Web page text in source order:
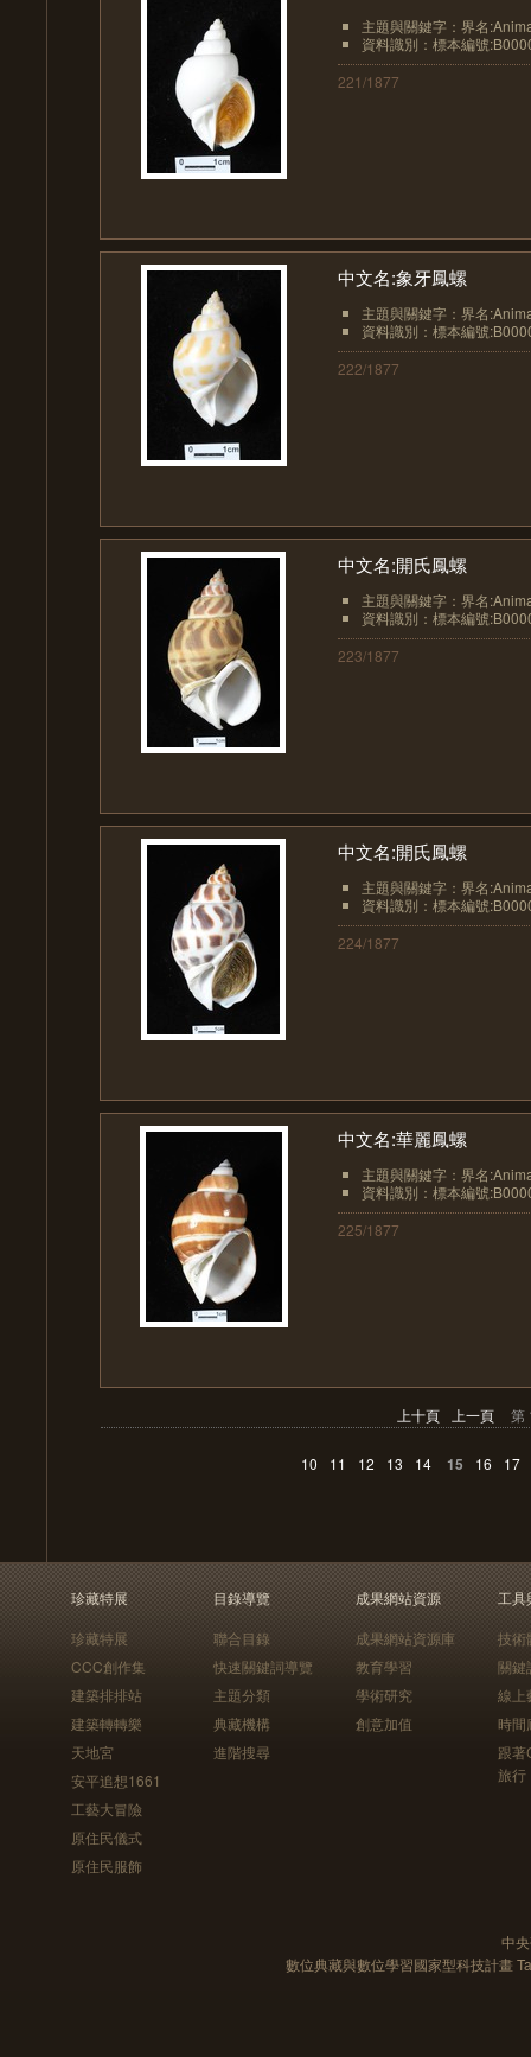
主題與關鍵字：界名
資料識別：標本編號
221/1877
中文名:象牙鳳螺
主題與關鍵字：界名
資料識別：標本編號
222/1877
中文名:開氏鳳螺
主題與關鍵字：界名
資料識別：標本編號
223/1877
中文名:開氏鳳螺
主題與關鍵字：界名
資料識別：標本編號
224/1877
中文名:華麗鳳螺
主題與關鍵字：界名
資料識別：標本編號
225/1877
上十頁 上一頁 第
10 11 12 13 14 15 16 17
珍藏特展
珍藏特展
CCC創作集
建築排排站
建築轉轉樂
天地宮
安平追想1661
工藝大冒險
原住民儀式
原住民服飾
目錄導覽
聯合目錄
快速關鍵詞導覽
主題分類
典藏機構
進階搜尋
成果網站資源
成果網站資源庫
教育學習
學術研究
創意加值
工具
技術
關鍵
線上
時間
跟
旅行
中
數位典藏與數位學習國家型科技計畫